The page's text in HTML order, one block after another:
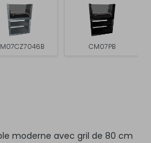
CM07PB
moderne avec gril de 80 cm